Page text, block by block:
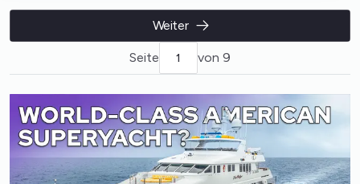
Weiter
Seite von 9